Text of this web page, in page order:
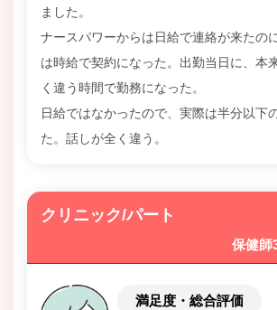
ました。
ナースパワーからは日給で連絡が来たの
は時給で契約になった。出勤当日に、本
く違う時間で勤務になった。
日給ではなかったので、実際は半分以下
た。話しが全く違う。
クリニック/パート
保健師
満足度・総合評価